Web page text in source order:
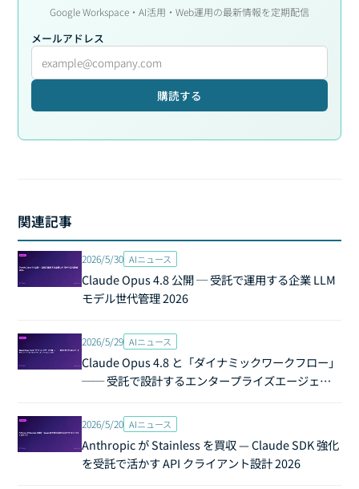
Google Workspace・AI活用・Web運用の最新情報を定期配信
メールアドレス
購読する
関連記事
2026/5/30 AIニュース
Claude Opus 4.8 公開 ─ 受託で運用する企業 LLM
モデル世代管理 2026
2026/5/29 AIニュース
Claude Opus 4.8 と「ダイナミックワークフロー」
── 受託で設計するエンタープライズエージェン
2026/5/20 AIニュース
Anthropic が Stainless を買収 — Claude SDK 強化
を受託で活かす API クライアント設計 2026